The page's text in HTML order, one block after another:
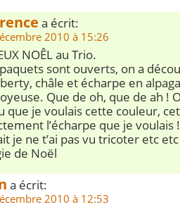
a écrit:
2010 à 15:26
NOÊL au Trio.
sont ouverts, on a
châle et écharpe en
Que de oh, que de ah !
que je voulais cette couleur,
l’écharpe que je
je ne t’ai pas vu tricoter etc etc
de Noël
a écrit:
2010 à 12:53